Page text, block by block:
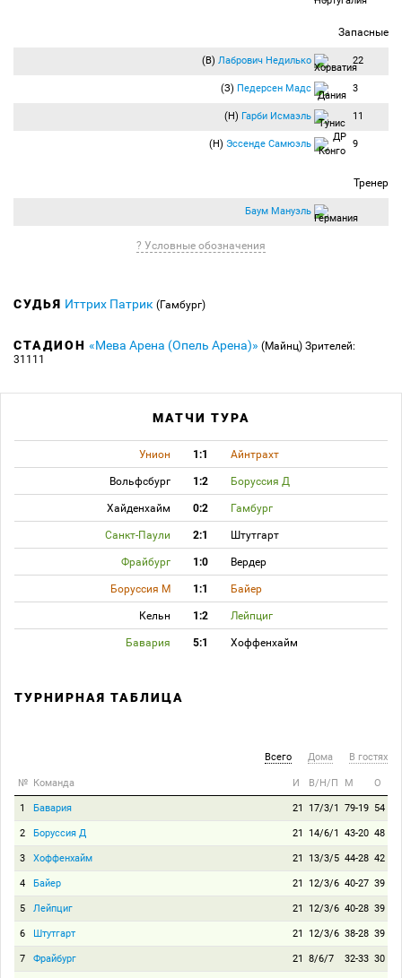
Запасные
(В) Лабрович Недилько 22
(З) Педерсен Мадс 3
(Н) Гарби Исмаэль 11
(Н) Эссенде Самюэль 9
Тренер
Баум Мануэль
? Условные обозначения
СУДЬЯ Иттрих Патрик (Гамбург)
СТАДИОН «Мева Арена (Опель Арена)» (Майнц) Зрителей:
31111
МАТЧИ ТУРА
Унион 1:1 Айнтрахт
Вольфсбург 1:2 Боруссия Д
Хайденхайм 0:2 Гамбург
Санкт-Паули 2:1 Штутгарт
Фрайбург 1:0 Вердер
Боруссия М 1:1 Байер
Кельн 1:2 Лейпциг
Бавария 5:1 Хоффенхайм
ТУРНИРНАЯ ТАБЛИЦА
Всего Дома В гостях
№ Команда И В/Н/П М О
1 Бавария 21 17/3/1 79-19 54
2 Боруссия Д 21 14/6/1 43-20 48
3 Хоффенхайм 21 13/3/5 44-28 42
4 Байер 21 12/3/6 40-27 39
5 Лейпциг 21 12/3/6 40-28 39
6 Штутгарт 21 12/3/6 38-28 39
7 Фрайбург 21 8/6/7 32-33 30